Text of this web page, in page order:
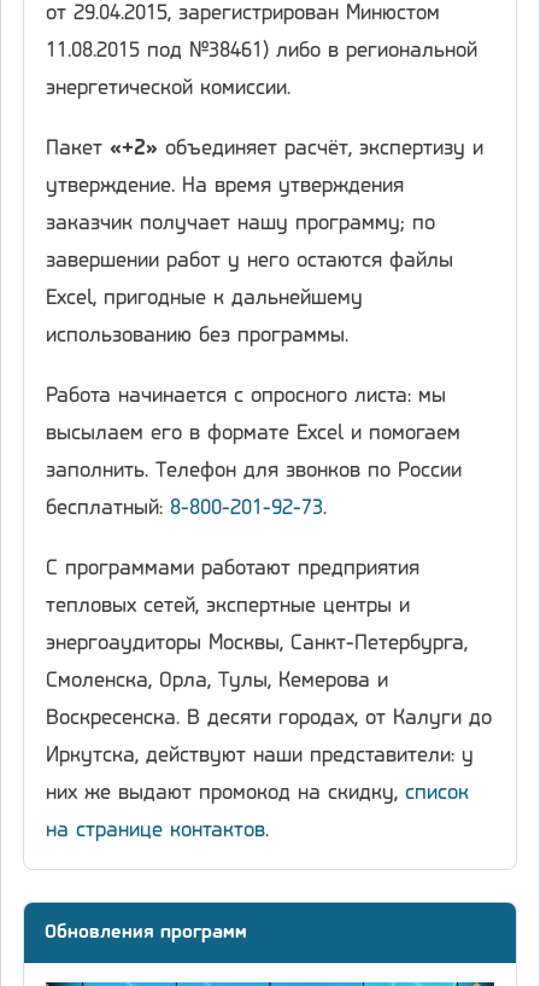
от 29.04.2015, зарегистрирован Минюстом
11.08.2015 под №38461) либо в региональной
энергетической комиссии.
Пакет «+2» объединяет расчёт, экспертизу и
утверждение. На время утверждения
заказчик получает нашу программу; по
завершении работ у него остаются файлы
Excel, пригодные к дальнейшему
использованию без программы.
Работа начинается с опросного листа: мы
высылаем его в формате Excel и помогаем
заполнить. Телефон для звонков по России
бесплатный: 8-800-201-92-73.
С программами работают предприятия
тепловых сетей, экспертные центры и
энергоаудиторы Москвы, Санкт-Петербурга,
Смоленска, Орла, Тулы, Кемерова и
Воскресенска. В десяти городах, от Калуги до
Иркутска, действуют наши представители: у
них же выдают промокод на скидку, список
на странице контактов.
Обновления программ